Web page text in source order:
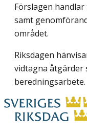
Förslagen
samt
området.
Riksdagen
vidtagna åtgärder
beredningsarbete.